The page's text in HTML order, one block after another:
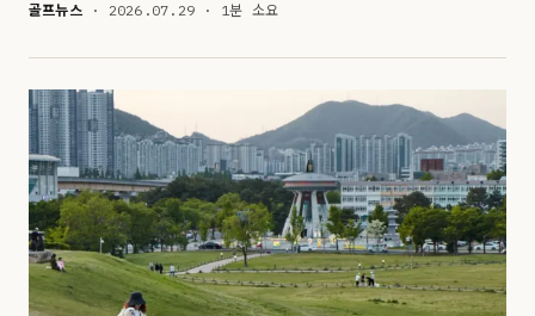
골프뉴스· 2026.07.29 · 1분 소요